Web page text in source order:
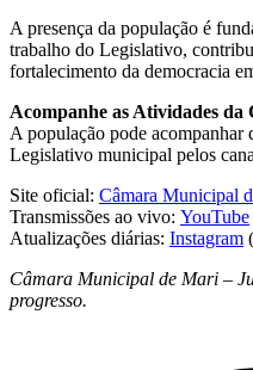
A presença da população é
trabalho do Legislativo,
fortalecimento da democracia
Acompanhe as Atividades da
A população pode acompanhar
Legislativo municipal pelos
Site oficial: Câmara Municipal
Transmissões ao vivo: YouTube
Atualizações diárias: Instagram
Câmara Municipal de Mari –
progresso.